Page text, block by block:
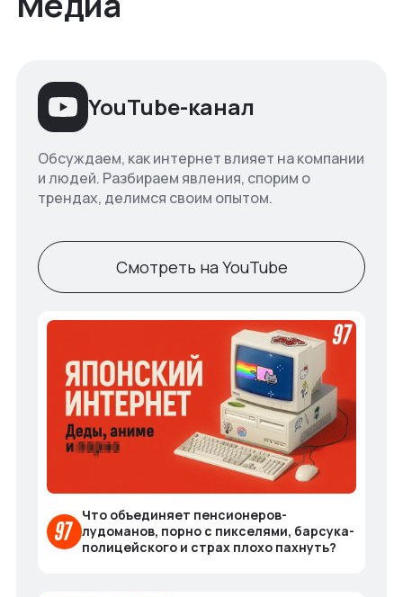
YouTube-канал
Обсуждаем, как интернет влияет на компании
и людей. Разбираем явления, спорим о
трендах, делимся своим опытом.
Смотреть на YouTube
Что объединяет пенсионеров-
лудоманов, порно с пикселями, барсука-
полицейского и страх плохо пахнуть?